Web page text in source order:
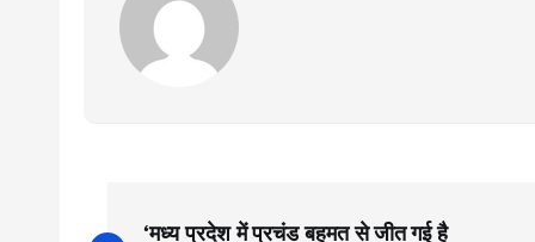
P
‘मध्य प्रदेश में प्रचंड बहुमत से जीत गई है